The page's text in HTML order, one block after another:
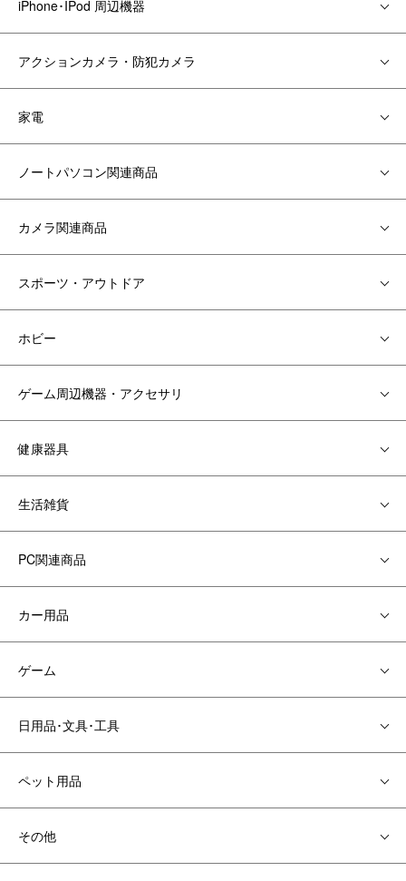
iPhone･IPod 周辺機器
アクションカメラ・防犯カメラ
家電
ノートパソコン関連商品
カメラ関連商品
スポーツ・アウトドア
ホビー
ゲーム周辺機器・アクセサリ
健康器具
生活雑貨
PC関連商品
カー用品
ゲーム
日用品･文具･工具
ペット用品
その他